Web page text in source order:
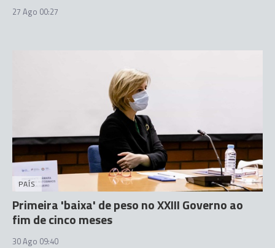
27 Ago 00:27
PAÍS
Primeira 'baixa' de peso no XXIII Governo ao
fim de cinco meses
30 Ago 09:40